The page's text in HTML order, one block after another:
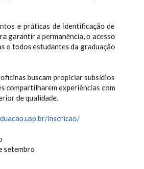
e práticas de identificação de
garantir a permanência, o acesso
e todos estudantes da graduação
buscam propiciar subsídios
compartilharem experiências com
de qualidade.
inscricao/
setembro